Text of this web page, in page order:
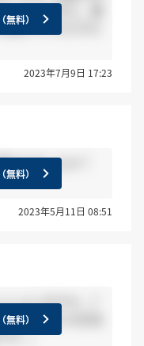
したか？また、最
えていただきた
料）
2023年7月9日 17:23
かれましたか？
料）
2023年5月11日 08:51
しゃいますか...？
輩社員との交流
す...。
料）